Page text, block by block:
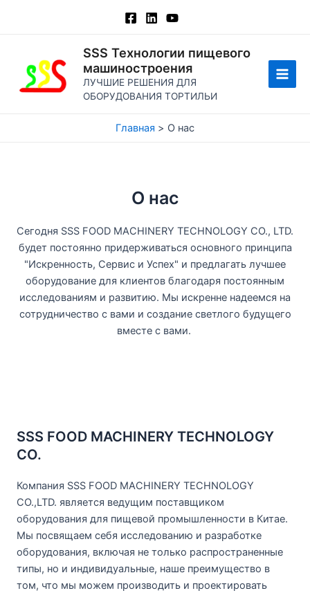
SSS Технологии пищевого
машиностроения
ЛУЧШИЕ РЕШЕНИЯ ДЛЯ
ОБОРУДОВАНИЯ ТОРТИЛЬИ
Главная О нас
О нас
Сегодня SSS FOOD MACHINERY TECHNOLOGY CO., LTD.
будет постоянно придерживаться основного принципа
"Искренность, Сервис и Успех" и предлагать лучшее
оборудование для клиентов благодаря постоянным
исследованиям и развитию. Мы искренне надеемся на
сотрудничество с вами и создание светлого будущего
вместе с вами.
SSS FOOD MACHINERY TECHNOLOGY
CO.
Компания SSS FOOD MACHINERY TECHNOLOGY
CO.,LTD. является ведущим поставщиком
оборудования для пищевой промышленности в Китае.
Мы посвящаем себя исследованию и разработке
оборудования, включая не только распространенные
типы, но и индивидуальные, наше преимущество в
том, что мы можем производить и проектировать